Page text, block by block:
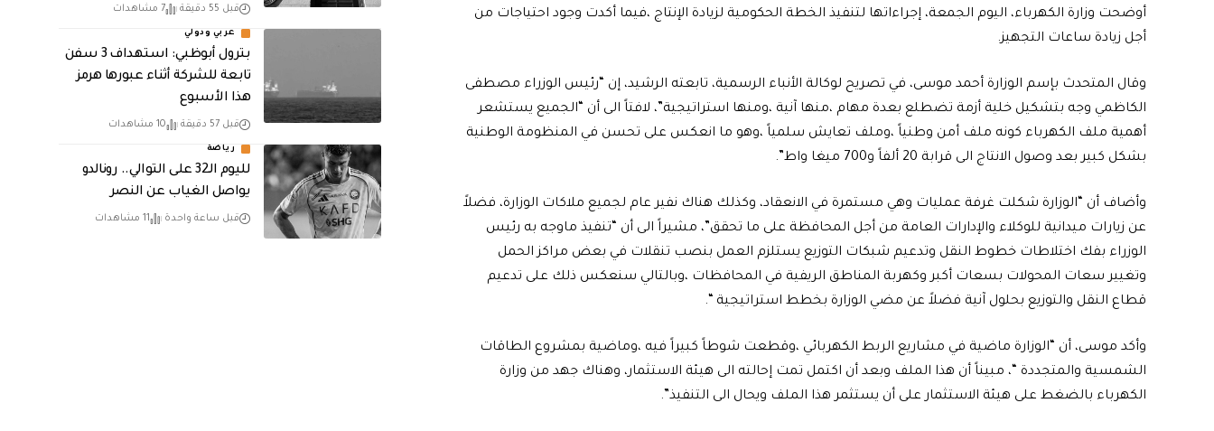
أوضحت وزارة الكهرباء، اليوم الجمعة، إجراءاتها لتنفيذ الخطة الحكومية لزيادة الإنتاج ،فيما أكدت وجود احتياجات من
أجل زيادة ساعات التجهيز.
وقال المتحدث بإسم الوزارة أحمد موسى، في تصريح لوكالة الأنباء الرسمية، تابعته الرشيد، إن “رئيس الوزراء مصطفى
الكاظمي وجه بتشكيل خلية أزمة تضطلع بعدة مهام ،منها آنية ،ومنها استراتيجية”، لافتاً الى أن “الجميع يستشعر
أهمية ملف الكهرباء كونه ملف أمن وطنياً ،وملف تعايش سلمياً ،وهو ما انعكس على تحسن في المنظومة الوطنية
بشكل كبير بعد وصول الانتاج الى قرابة 20 ألفاً و700 ميغا واط”.
وأضاف أن “الوزارة شكلت غرفة عمليات وهي مستمرة في الانعقاد، وكذلك هناك نفير عام لجميع ملاكات الوزارة، فضلاً
عن زيارات ميدانية للوكلاء والإدارات العامة من أجل المحافظة على ما تحقق”، مشيراً الى أن “تنفيذ ماوجه به رئيس
الوزراء بفك اختلاطات خطوط النقل وتدعيم شبكات التوزيع يستلزم العمل بنصب تنقلات في بعض مراكز الحمل
وتغيير سعات المحولات بسعات أكبر وكهربة المناطق الريفية في المحافظات ،وبالتالي سنعكس ذلك على تدعيم
قطاع النقل والتوزيع بحلول آنية فضلاً عن مضي الوزارة بخطط استراتيجية “.
وأكد موسى، أن “الوزارة ماضية في مشاريع الربط الكهربائي ،وقطعت شوطاً كبيراً فيه ،وماضية بمشروع الطاقات
الشمسية والمتجددة “، مبيناً أن هذا الملف وبعد أن اكتمل تمت إحالته الى هيئة الاستثمار، وهناك جهد من وزارة
الكهرباء بالضغط على هيئة الاستثمار على أن يستثمر هذا الملف ويحال الى التنفيذ”.
قبل 55 دقيقة 7 مشاهدات
عربي ودولي
بترول أبوظبي: استهداف 3 سفن
تابعة للشركة أثناء عبورها هرمز
هذا الأسبوع
قبل 57 دقيقة 10 مشاهدات
رياضة
لليوم الـ32 على التوالي.. رونالدو
يواصل الغياب عن النصر
قبل ساعة واحدة 11 مشاهدات